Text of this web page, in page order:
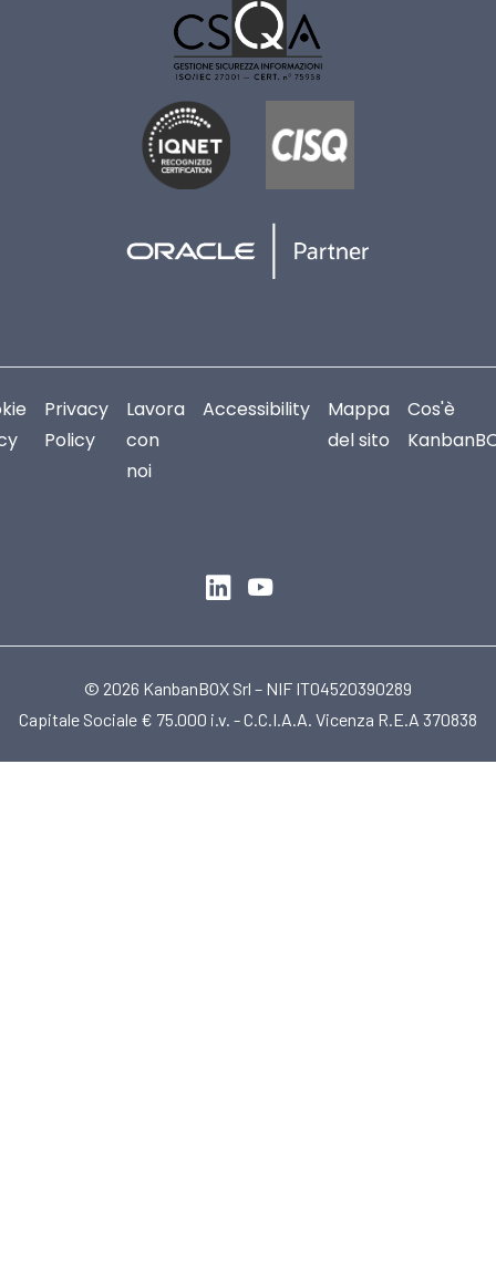
Privacy
Policy
Lavora
con
noi
Accessibility
Mappa
del sito
Cos'è
© 2026 KanbanBOX Srl – NIF IT04520390289
Capitale Sociale € 75.000 i.v. - C.C.I.A.A. Vicenza R.E.A 370838